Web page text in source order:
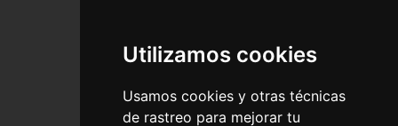
Utilizamos cookies
Usamos cookies y otras técnicas
de rastreo para mejorar tu
Autocaravanas Yakart Valencia
Autocaravanas Yakart Vitoria